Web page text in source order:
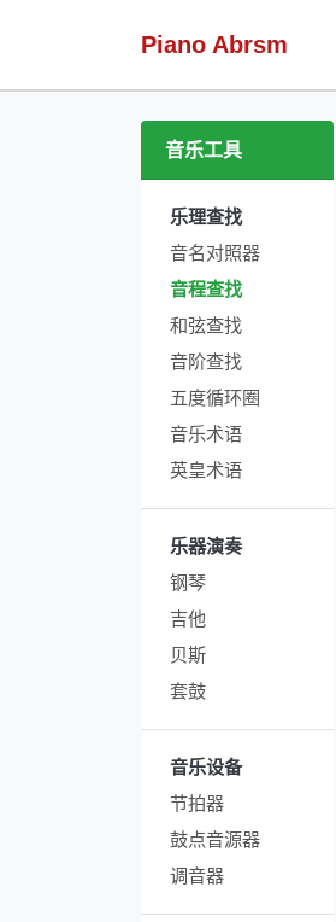
Piano Abrsm
音乐工具
乐理查找
音名对照器
音程查找
和弦查找
音阶查找
五度循环圈
音乐术语
英皇术语
乐器演奏
钢琴
吉他
贝斯
套鼓
音乐设备
节拍器
鼓点音源器
调音器